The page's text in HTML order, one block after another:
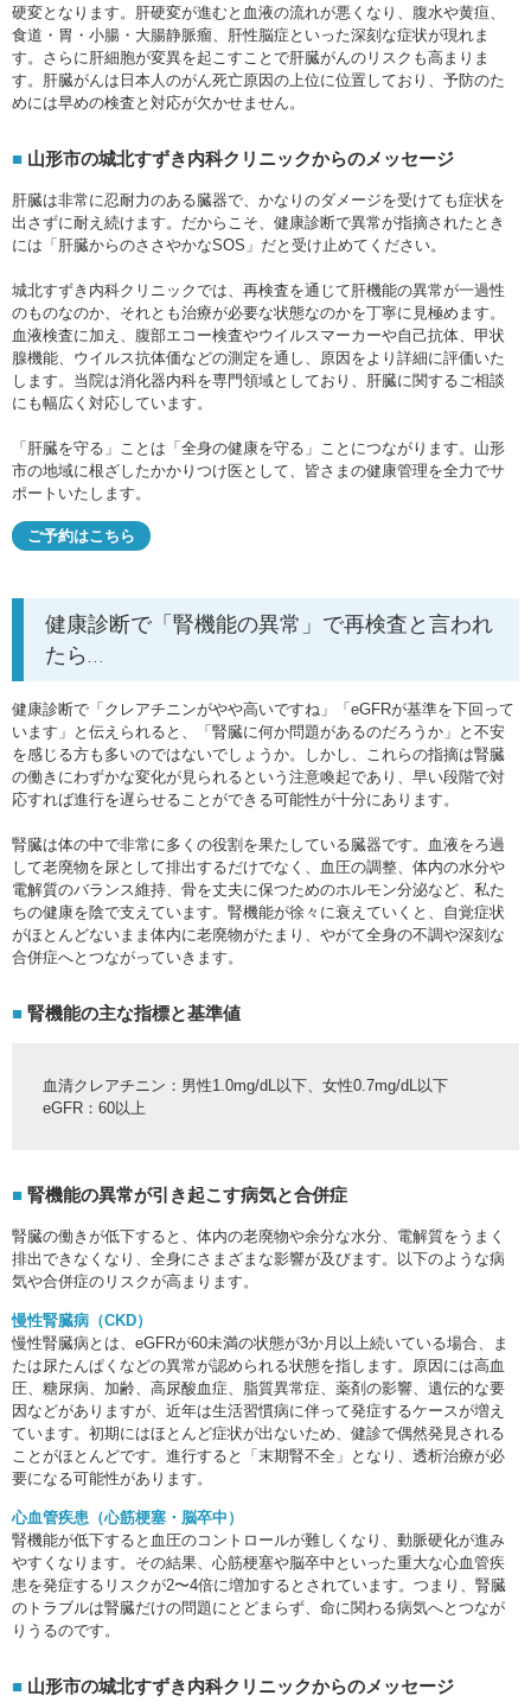
硬変となります。肝硬変が進むと血液の流れが悪くなり、腹水や黄疸、
食道・胃・小腸・大腸静脈瘤、肝性脳症といった深刻な症状が現れま
す。さらに肝細胞が変異を起こすことで肝臓がんのリスクも高まりま
す。肝臓がんは日本人のがん死亡原因の上位に位置しており、予防のた
めには早めの検査と対応が欠かせません。
山形市の城北すずき内科クリニックからのメッセージ
肝臓は非常に忍耐力のある臓器で、かなりのダメージを受けても症状を
出さずに耐え続けます。だからこそ、健康診断で異常が指摘されたとき
には「肝臓からのささやかなSOS」だと受け止めてください。
城北すずき内科クリニックでは、再検査を通じて肝機能の異常が一過性
のものなのか、それとも治療が必要な状態なのかを丁寧に見極めます。
血液検査に加え、腹部エコー検査やウイルスマーカーや自己抗体、甲状
腺機能、ウイルス抗体価などの測定を通し、原因をより詳細に評価いた
します。当院は消化器内科を専門領域としており、肝臓に関するご相談
にも幅広く対応しています。
「肝臓を守る」ことは「全身の健康を守る」ことにつながります。山形
市の地域に根ざしたかかりつけ医として、皆さまの健康管理を全力でサ
ポートいたします。
ご予約はこちら
健康診断で「腎機能の異常」で再検査と言われ
たら…
健康診断で「クレアチニンがやや高いですね」「eGFRが基準を下回って
います」と伝えられると、「腎臓に何か問題があるのだろうか」と不安
を感じる方も多いのではないでしょうか。しかし、これらの指摘は腎臓
の働きにわずかな変化が見られるという注意喚起であり、早い段階で対
応すれば進行を遅らせることができる可能性が十分にあります。
腎臓は体の中で非常に多くの役割を果たしている臓器です。血液をろ過
して老廃物を尿として排出するだけでなく、血圧の調整、体内の水分や
電解質のバランス維持、骨を丈夫に保つためのホルモン分泌など、私た
ちの健康を陰で支えています。腎機能が徐々に衰えていくと、自覚症状
がほとんどないまま体内に老廃物がたまり、やがて全身の不調や深刻な
合併症へとつながっていきます。
腎機能の主な指標と基準値
血清クレアチニン：男性1.0mg/dL以下、女性0.7mg/dL以下
eGFR：60以上
腎機能の異常が引き起こす病気と合併症
腎臓の働きが低下すると、体内の老廃物や余分な水分、電解質をうまく
排出できなくなり、全身にさまざまな影響が及びます。以下のような病
気や合併症のリスクが高まります。
慢性腎臓病（CKD）
慢性腎臓病とは、eGFRが60未満の状態が3か月以上続いている場合、ま
たは尿たんぱくなどの異常が認められる状態を指します。原因には高血
圧、糖尿病、加齢、高尿酸血症、脂質異常症、薬剤の影響、遺伝的な要
因などがありますが、近年は生活習慣病に伴って発症するケースが増え
ています。初期にはほとんど症状が出ないため、健診で偶然発見される
ことがほとんどです。進行すると「末期腎不全」となり、透析治療が必
要になる可能性があります。
心血管疾患（心筋梗塞・脳卒中）
腎機能が低下すると血圧のコントロールが難しくなり、動脈硬化が進み
やすくなります。その結果、心筋梗塞や脳卒中といった重大な心血管疾
患を発症するリスクが2〜4倍に増加するとされています。つまり、腎臓
のトラブルは腎臓だけの問題にとどまらず、命に関わる病気へとつなが
りうるのです。
山形市の城北すずき内科クリニックからのメッセージ